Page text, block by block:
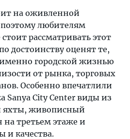
на оживленной
любителям
рассматривать этот
достоинству оценят те,
именно городской жизнью
от рынка, торговых
Особенно впечатлили
Sanya City Center виды из
яхты, живописный
третьем этаже и
и качества.